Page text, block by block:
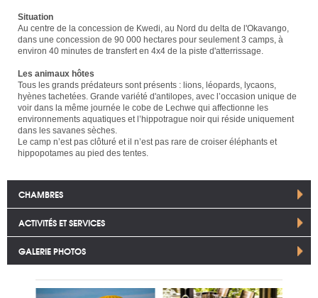
Situation
Au centre de la concession de Kwedi, au Nord du delta de l'Okavango,
dans une concession de 90 000 hectares pour seulement 3 camps, à
environ 40 minutes de transfert en 4x4 de la piste d'atterrissage.
Les animaux hôtes
Tous les grands prédateurs sont présents : lions, léopards, lycaons,
hyènes tachetées. Grande variété d'antilopes, avec l’occasion unique de
voir dans la même journée le cobe de Lechwe qui affectionne les
environnements aquatiques et l’hippotrague noir qui réside uniquement
dans les savanes sèches.
Le camp n’est pas clôturé et il n’est pas rare de croiser éléphants et
hippopotames au pied des tentes.
CHAMBRES
ACTIVITÉS ET SERVICES
GALERIE PHOTOS